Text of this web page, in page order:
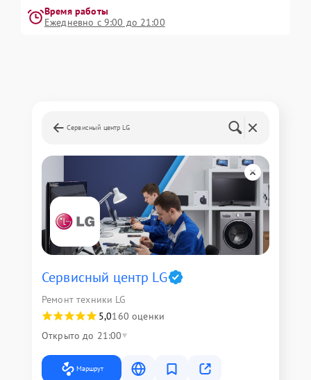
Время работы
Ежедневно с 9:00 до 21:00
Сервисный центр LG
Сервисный центр LG
Ремонт техники LG
5,0160 оценки
Открыто до 21:00
Маршрут